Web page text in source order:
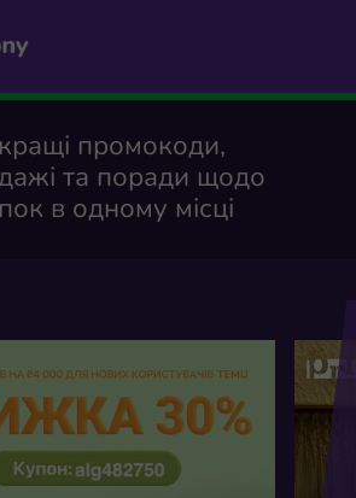
промокоди,
та поради щодо
в одному місці